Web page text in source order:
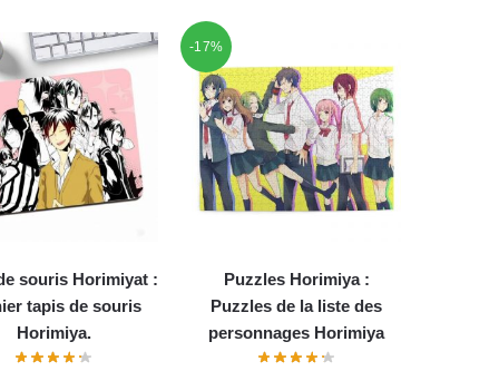
souris Horimiyat :
tapis de souris
Horimiya.
-17%
Puzzles Horimiya :
Puzzles de la liste des
personnages Horimiya